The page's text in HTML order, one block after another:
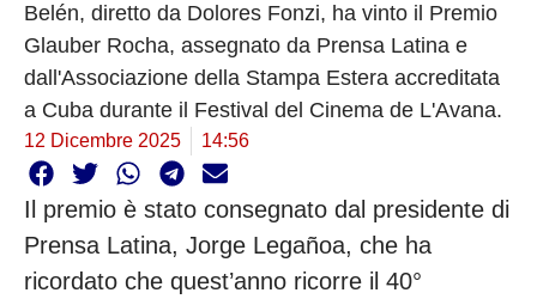
Belén, diretto da Dolores Fonzi, ha vinto il Premio
Glauber Rocha, assegnato da Prensa Latina e
dall'Associazione della Stampa Estera accreditata
a Cuba durante il Festival del Cinema de L'Avana.
12 Dicembre 2025 14:56
Il premio è stato consegnato dal presidente di
Prensa Latina, Jorge Legañoa, che ha
ricordato che quest’anno ricorre il 40°